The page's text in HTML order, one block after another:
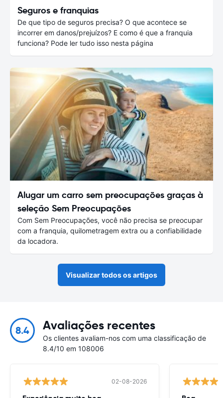
Seguros e franquias
De que tipo de seguros precisa? O que acontece se
incorrer em danos/prejuízos? E como é que a franquia
funciona? Pode ler tudo isso nesta página
Alugar um carro sem preocupações graças à
seleção Sem Preocupações
Com Sem Preocupações, você não precisa se preocupar
com a franquia, quilometragem extra ou a confiabilidade
da locadora.
Visualizar todos os artigos
8.4 Avaliações recentes
Os clientes avaliam-nos com uma classificação de
8.4/10 em 108006
02-08-2026